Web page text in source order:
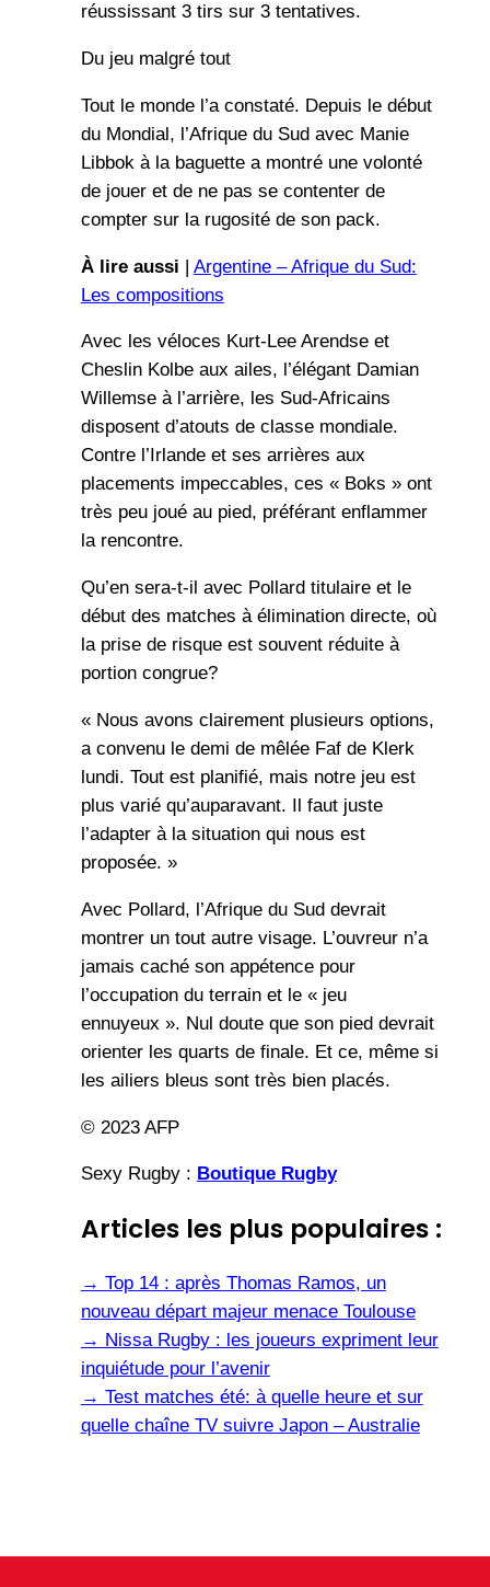
réussissant 3 tirs sur 3 tentatives.
Du jeu malgré tout
Tout le monde l’a constaté. Depuis le début
du Mondial, l’Afrique du Sud avec Manie
Libbok à la baguette a montré une volonté
de jouer et de ne pas se contenter de
compter sur la rugosité de son pack.
À lire aussi | Argentine – Afrique du Sud:
Les compositions
Avec les véloces Kurt-Lee Arendse et
Cheslin Kolbe aux ailes, l’élégant Damian
Willemse à l’arrière, les Sud-Africains
disposent d’atouts de classe mondiale.
Contre l’Irlande et ses arrières aux
placements impeccables, ces « Boks » ont
très peu joué au pied, préférant enflammer
la rencontre.
Qu’en sera-t-il avec Pollard titulaire et le
début des matches à élimination directe, où
la prise de risque est souvent réduite à
portion congrue?
« Nous avons clairement plusieurs options,
a convenu le demi de mêlée Faf de Klerk
lundi. Tout est planifié, mais notre jeu est
plus varié qu’auparavant. Il faut juste
l’adapter à la situation qui nous est
proposée. »
Avec Pollard, l’Afrique du Sud devrait
montrer un tout autre visage. L’ouvreur n’a
jamais caché son appétence pour
l’occupation du terrain et le « jeu
ennuyeux ». Nul doute que son pied devrait
orienter les quarts de finale. Et ce, même si
les ailiers bleus sont très bien placés.
© 2023 AFP
Sexy Rugby : Boutique Rugby
Articles les plus populaires :
→ Top 14 : après Thomas Ramos, un
nouveau départ majeur menace Toulouse
→ Nissa Rugby : les joueurs expriment leur
inquiétude pour l’avenir
→ Test matches été: à quelle heure et sur
quelle chaîne TV suivre Japon – Australie